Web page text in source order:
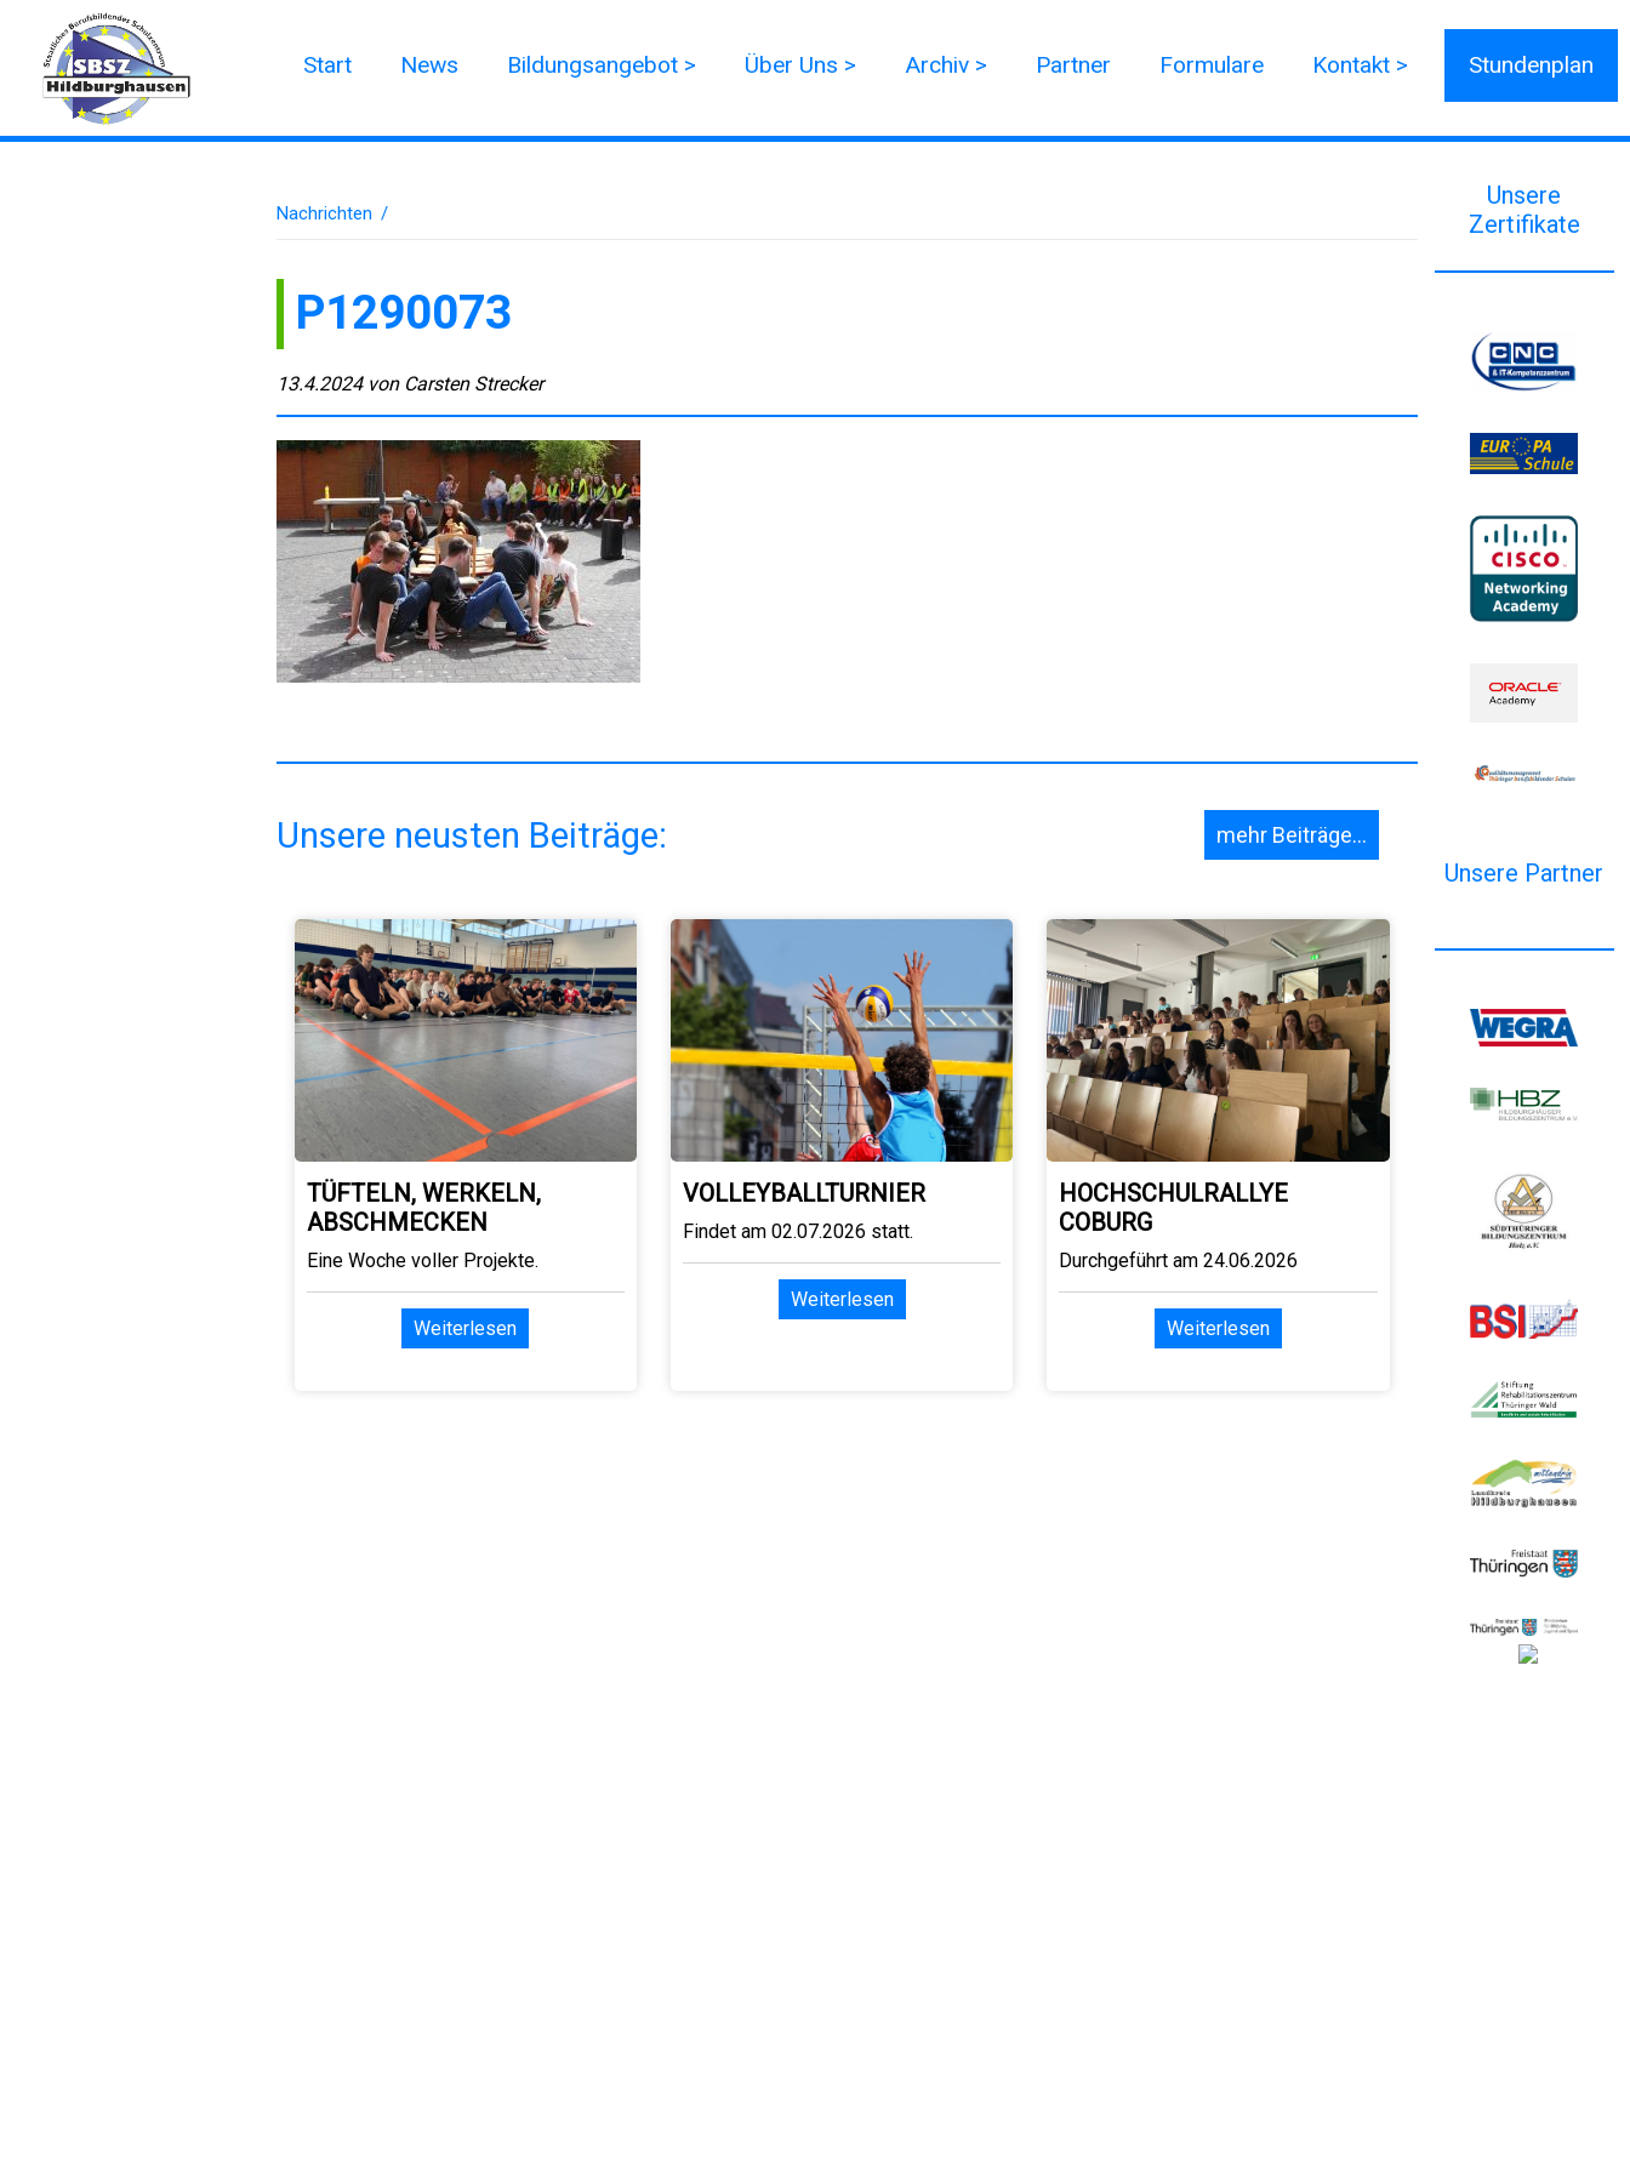
Start News Bildungsangebot > Über Uns > Archiv > Partner Formulare Kontakt > Stundenplan
Nachrichten /
P1290073
13.4.2024 von Carsten Strecker
Unsere neusten Beiträge: mehr Beiträge...
TÜFTELN, WERKELN,
ABSCHMECKEN
Eine Woche voller Projekte.
Weiterlesen
VOLLEYBALLTURNIER
Findet am 02.07.2026 statt.
Weiterlesen
HOCHSCHULRALLYE
COBURG
Durchgeführt am 24.06.2026
Weiterlesen
Unsere
Zertifikate
Unsere Partner